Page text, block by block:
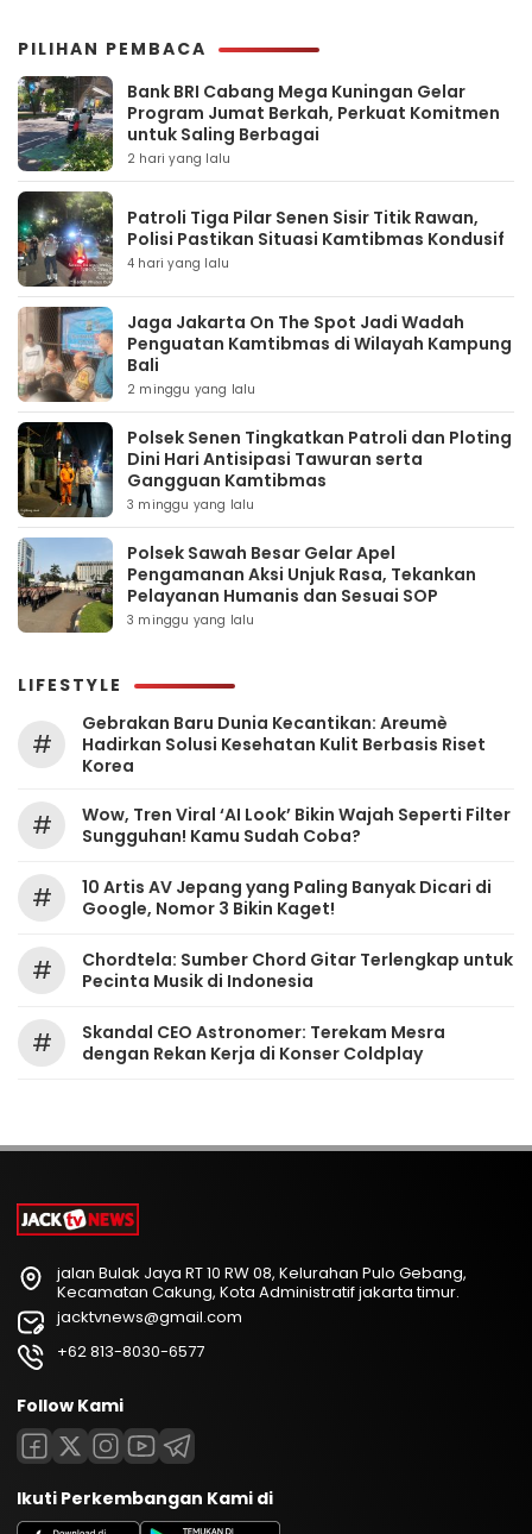
PILIHAN PEMBACA
Bank BRI Cabang Mega Kuningan Gelar
Program Jumat Berkah, Perkuat Komitmen
untuk Saling Berbagai
2 hari yang lalu
Patroli Tiga Pilar Senen Sisir Titik Rawan,
Polisi Pastikan Situasi Kamtibmas Kondusif
4 hari yang lalu
Jaga Jakarta On The Spot Jadi Wadah
Penguatan Kamtibmas di Wilayah Kampung
Bali
2 minggu yang lalu
Polsek Senen Tingkatkan Patroli dan Ploting
Dini Hari Antisipasi Tawuran serta
Gangguan Kamtibmas
3 minggu yang lalu
Polsek Sawah Besar Gelar Apel
Pengamanan Aksi Unjuk Rasa, Tekankan
Pelayanan Humanis dan Sesuai SOP
3 minggu yang lalu
LIFESTYLE
#
Gebrakan Baru Dunia Kecantikan: Areumè
Hadirkan Solusi Kesehatan Kulit Berbasis Riset
Korea
#
Wow, Tren Viral ‘AI Look’ Bikin Wajah Seperti Filter
Sungguhan! Kamu Sudah Coba?
#
10 Artis AV Jepang yang Paling Banyak Dicari di
Google, Nomor 3 Bikin Kaget!
#
Chordtela: Sumber Chord Gitar Terlengkap untuk
Pecinta Musik di Indonesia
#
Skandal CEO Astronomer: Terekam Mesra
dengan Rekan Kerja di Konser Coldplay
jalan Bulak Jaya RT 10 RW 08, Kelurahan Pulo Gebang,
Kecamatan Cakung, Kota Administratif jakarta timur.
jacktvnews@gmail.com
+62 813-8030-6577
Follow Kami
Ikuti Perkembangan Kami di